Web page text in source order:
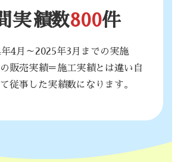
実績数800件
4月～2025年3月までの実施
販売実績＝施工実績とは違い自
従事した実績数になります。